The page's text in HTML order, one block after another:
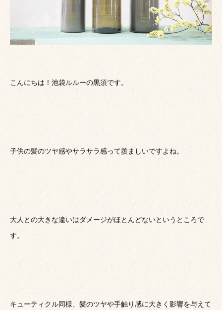
こんにちは！池袋ルルーの黒須です。
子供の髪のツヤ感やサラサラ感って羨ましいですよね。
大人との大きな違いはダメージがほとんどないというところで
す。
キューティクル同様、髪のツヤや手触り感に大きく影響を与えて